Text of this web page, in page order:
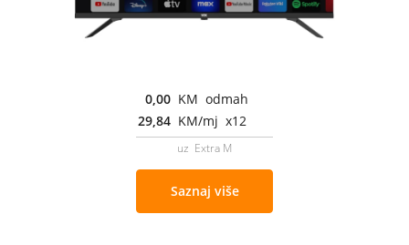
0,00 KM odmah
29,84 KM/mj x12
uz Extra M
Saznaj više